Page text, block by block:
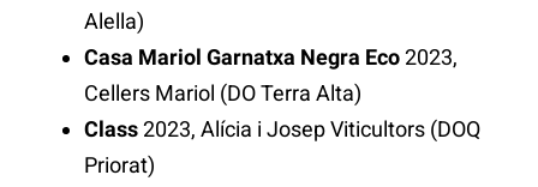
Alella)
Casa Mariol Garnatxa Negra Eco2023,
Cellers Mariol (DO Terra Alta)
Class2023, Alícia i Josep Viticultors (DOQ
Priorat)